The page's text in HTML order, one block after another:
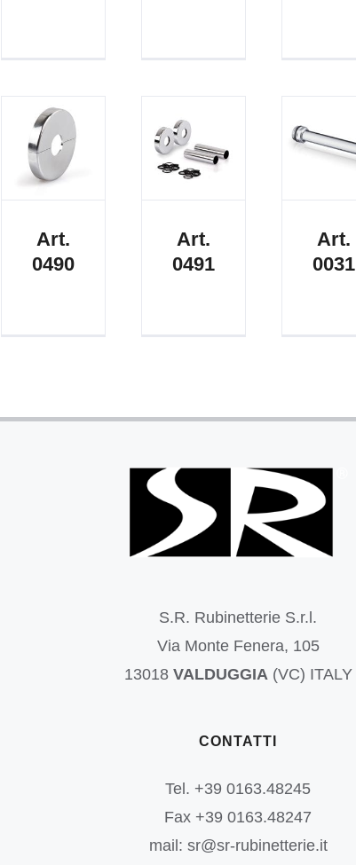
Art.
0490
Art.
0491
Art.
0031
S.R. Rubinetterie S.r.l.
Via Monte Fenera, 105
13018 VALDUGGIA(VC) ITALY
CONTATTI
Tel. +39 0163.48245
Fax +39 0163.48247
mail: sr@sr-rubinetterie.it